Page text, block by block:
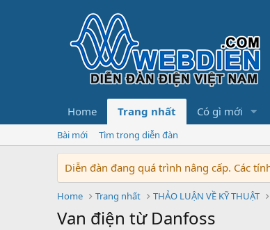
Home Trang nhất Có gì mới
Bài mới Tìm trong diễn đàn
Diễn đàn đang quá trình nâng cấp. Các
Home Trang nhất THẢO LUẬN VỀ KỸ THUẬT
Van điện từ Danfoss